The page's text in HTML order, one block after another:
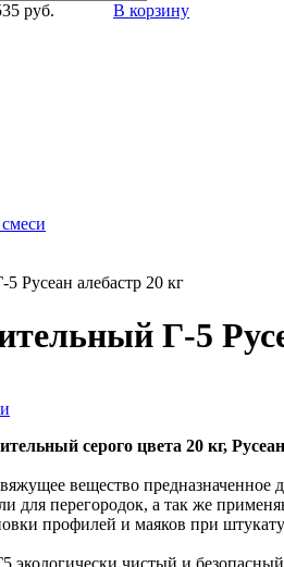
руб.
В корзину
Русеан алебастр 20 кг
Г-5
серого цвета 20 кг,
вещество
для перегородок, а так же
профилей и маяков при
экологически чистый и